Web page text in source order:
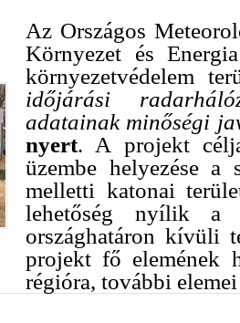
Az Országos
Környezet és
környezetvédelem
időjárási
adatainak minőségi
nyert. A projekt
üzembe helyezése a
melletti katonai
lehetőség nyílik a
országhatáron kívüli
projekt fő elemének
régióra, további